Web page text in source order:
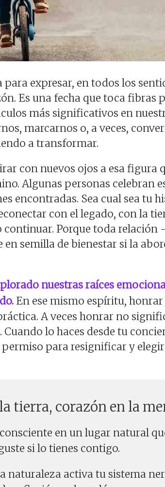
para expresar, en todos los
Es una fecha que toca fibras
más significativos en
marcarnos o, a veces,
a transformar.
con nuevos ojos a esa figura
Algunas personas celebran
encontradas. Sea cual sea tu
con el legado, con la
continuar. Porque toda relación
semilla de bienestar si la
nuestras raíces
En ese mismo espíritu, honrar
A veces honrar no
lo haces desde tu
permiso para resignificar y
tierra, corazón en la
en un lugar natural
si lo tienes contigo.
naturaleza activa tu sistema